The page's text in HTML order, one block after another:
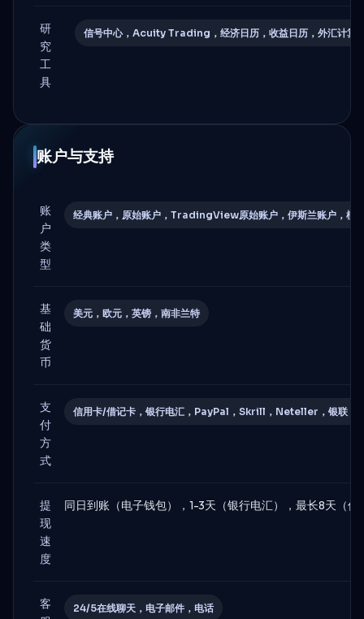
研
究
工
具
信号中心，Acuity Trading，经济日历，收益日历，外汇计算
账户与支持
账
户
类
型
经典账户，原始账户，TradingView原始账户，伊斯兰账户，模
基
础
货
币
美元，欧元，英镑，南非兰特
支
付
方
式
信用卡/借记卡，银行电汇，PayPal，Skrill，Neteller，银联
提
现
速
度
同日到账（电子钱包），1-3天（银行电汇），最长8天（信
客
24/5在线聊天，电子邮件，电话